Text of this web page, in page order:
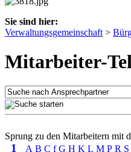
Sie sind hier:
Verwaltungsgemeinschaft >
Mitarbeiter-
Sprung zu den Mitarbeitern mit
1 A B C f G H K L M P R S